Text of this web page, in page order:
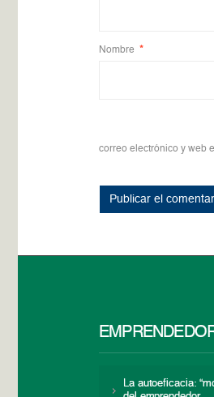
Nombre *
correo electrónico y web
La autoeficacia: